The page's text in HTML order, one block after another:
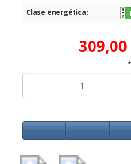
Clase energética:
309,00